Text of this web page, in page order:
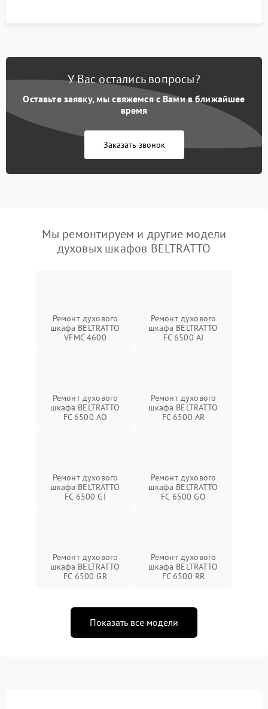
У Вас остались вопросы?
Оставьте заявку, мы свяжемся с Вами в ближайшее
время
Заказать звонок
Мы ремонтируем и другие модели
духовых шкафов BELTRATTO
Ремонт духового
шкафа BELTRATTO
VFMC 4600
Ремонт духового
шкафа BELTRATTO
FC 6500 AI
Ремонт духового
шкафа BELTRATTO
FC 6500 AO
Ремонт духового
шкафа BELTRATTO
FC 6500 AR
Ремонт духового
шкафа BELTRATTO
FC 6500 GI
Ремонт духового
шкафа BELTRATTO
FC 6500 GO
Ремонт духового
шкафа BELTRATTO
FC 6500 GR
Ремонт духового
шкафа BELTRATTO
FC 6500 RR
Показать все модели